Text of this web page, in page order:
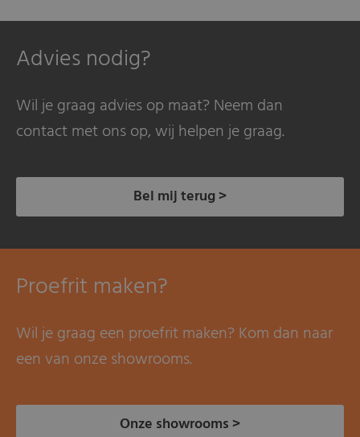
Advies nodig?
Wil je graag advies op maat? Neem dan
contact met ons op, wij helpen je graag.
Bel mij terug >
Proefrit maken?
Wil je graag een proefrit maken? Kom dan naar
een van onze showrooms.
Onze showrooms >